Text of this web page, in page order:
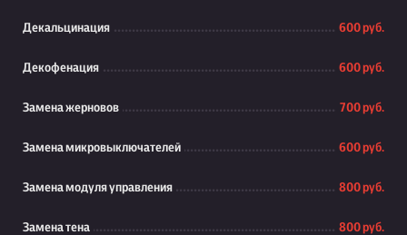
Декальцинация 600 руб.
Декофенация 600 руб.
Замена жерновов 700 руб.
Замена микровыключателей 600 руб.
Замена модуля управления 800 руб.
Замена тена 800 руб.